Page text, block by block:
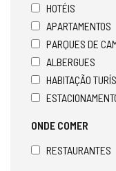
HOTÉIS
APARTAMENTOS
PARQUES DE
ALBERGUES
HABITAÇÃO
ONDE COMER
RESTAURANTES